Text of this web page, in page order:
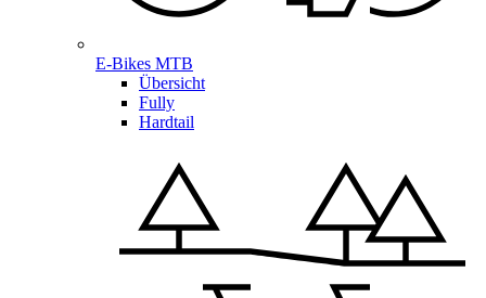
E-Bikes MTB
Übersicht
Fully
Hardtail